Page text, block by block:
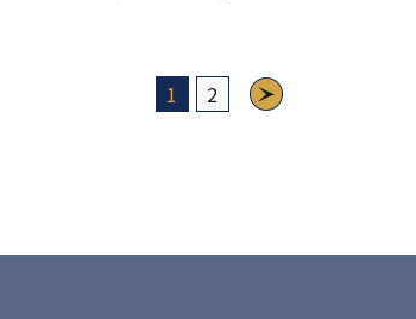
1 2